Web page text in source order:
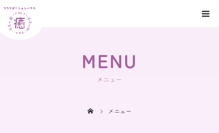
MENU
メニュー
メニュー